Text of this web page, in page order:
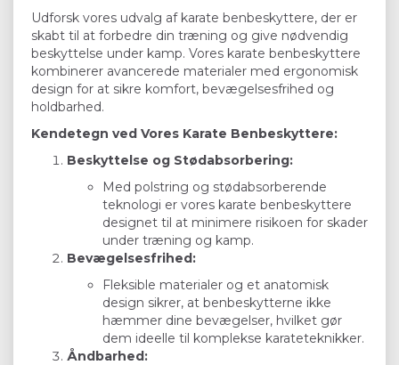
Udforsk vores udvalg af karate benbeskyttere, der er
skabt til at forbedre din træning og give nødvendig
beskyttelse under kamp. Vores karate benbeskyttere
kombinerer avancerede materialer med ergonomisk
design for at sikre komfort, bevægelsesfrihed og
holdbarhed.
Kendetegn ved Vores Karate Benbeskyttere:
Beskyttelse og Stødabsorbering:
Med polstring og stødabsorberende
teknologi er vores karate benbeskyttere
designet til at minimere risikoen for skader
under træning og kamp.
Bevægelsesfrihed:
Fleksible materialer og et anatomisk
design sikrer, at benbeskytterne ikke
hæmmer dine bevægelser, hvilket gør
dem ideelle til komplekse karateteknikker.
Åndbarhed: